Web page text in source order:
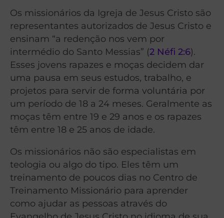
Os missionários da Igreja de Jesus Cristo são
representantes autorizados de Jesus Cristo e
ensinam “a redenção nos vem por
intermédio do Santo Messias” (2 Néfi 2:6).
Esses jovens rapazes e moças decidem dar
uma pausa em seus estudos, trabalho, e
projetos para servir de forma voluntária por
um período de 18 a 24 meses. Geralmente as
moças têm entre 19 e 29 anos e os rapazes
têm entre 18 e 25 anos de idade.
Os missionários não são especialistas em
teologia ou algo do tipo. Eles têm um
treinamento de poucos dias no Centro de
Treinamento Missionário para aprender
como ajudar as pessoas através do